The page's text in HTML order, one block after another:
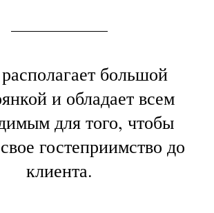
большой
и обладает всем
для того, чтобы
гостеприимство до
клиента.